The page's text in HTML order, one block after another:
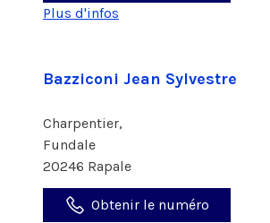
Plus d'infos
Bazziconi Jean Sylvestre
Charpentier,
Fundale
20246 Rapale
Obtenir le numéro